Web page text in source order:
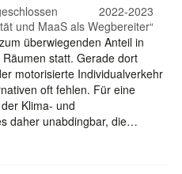
2022-2023
und MaaS als Wegbereiter“
überwiegenden Anteil in
statt. Gerade dort
motorisierte Individualverkehr
oft fehlen. Für eine
Klima- und
daher unabdingbar, die…